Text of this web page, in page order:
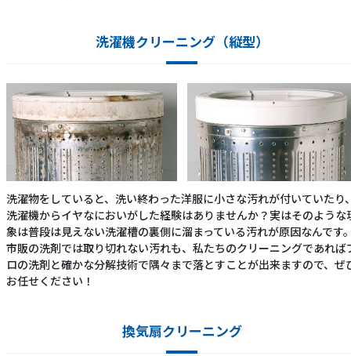
洗濯機クリーニング（縦型）
洗濯物をしていると、洗い終わった洋服に小さな汚れが付いていたり
洗濯機からイヤなにおいがした経験はありませんか？実はそのような
象は普段は見えない洗濯槽の裏側に溜まっている汚れが原因なんです
市販の洗剤では取り切れない汚れも、私たちのクリーニングであれば
ロの洗剤と確かな分解技術で隅々まで落とすことが出来ますので、ぜ
お任せください！
換気扇クリーニング